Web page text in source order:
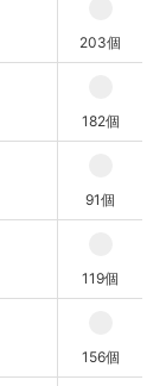
203個
182個
91個
119個
156個